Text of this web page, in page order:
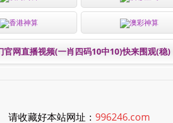
香港神算 澳彩神算
官网直播视频(一肖四码10中10)快来围观(稳)
请收藏好本站网址： 996246.com